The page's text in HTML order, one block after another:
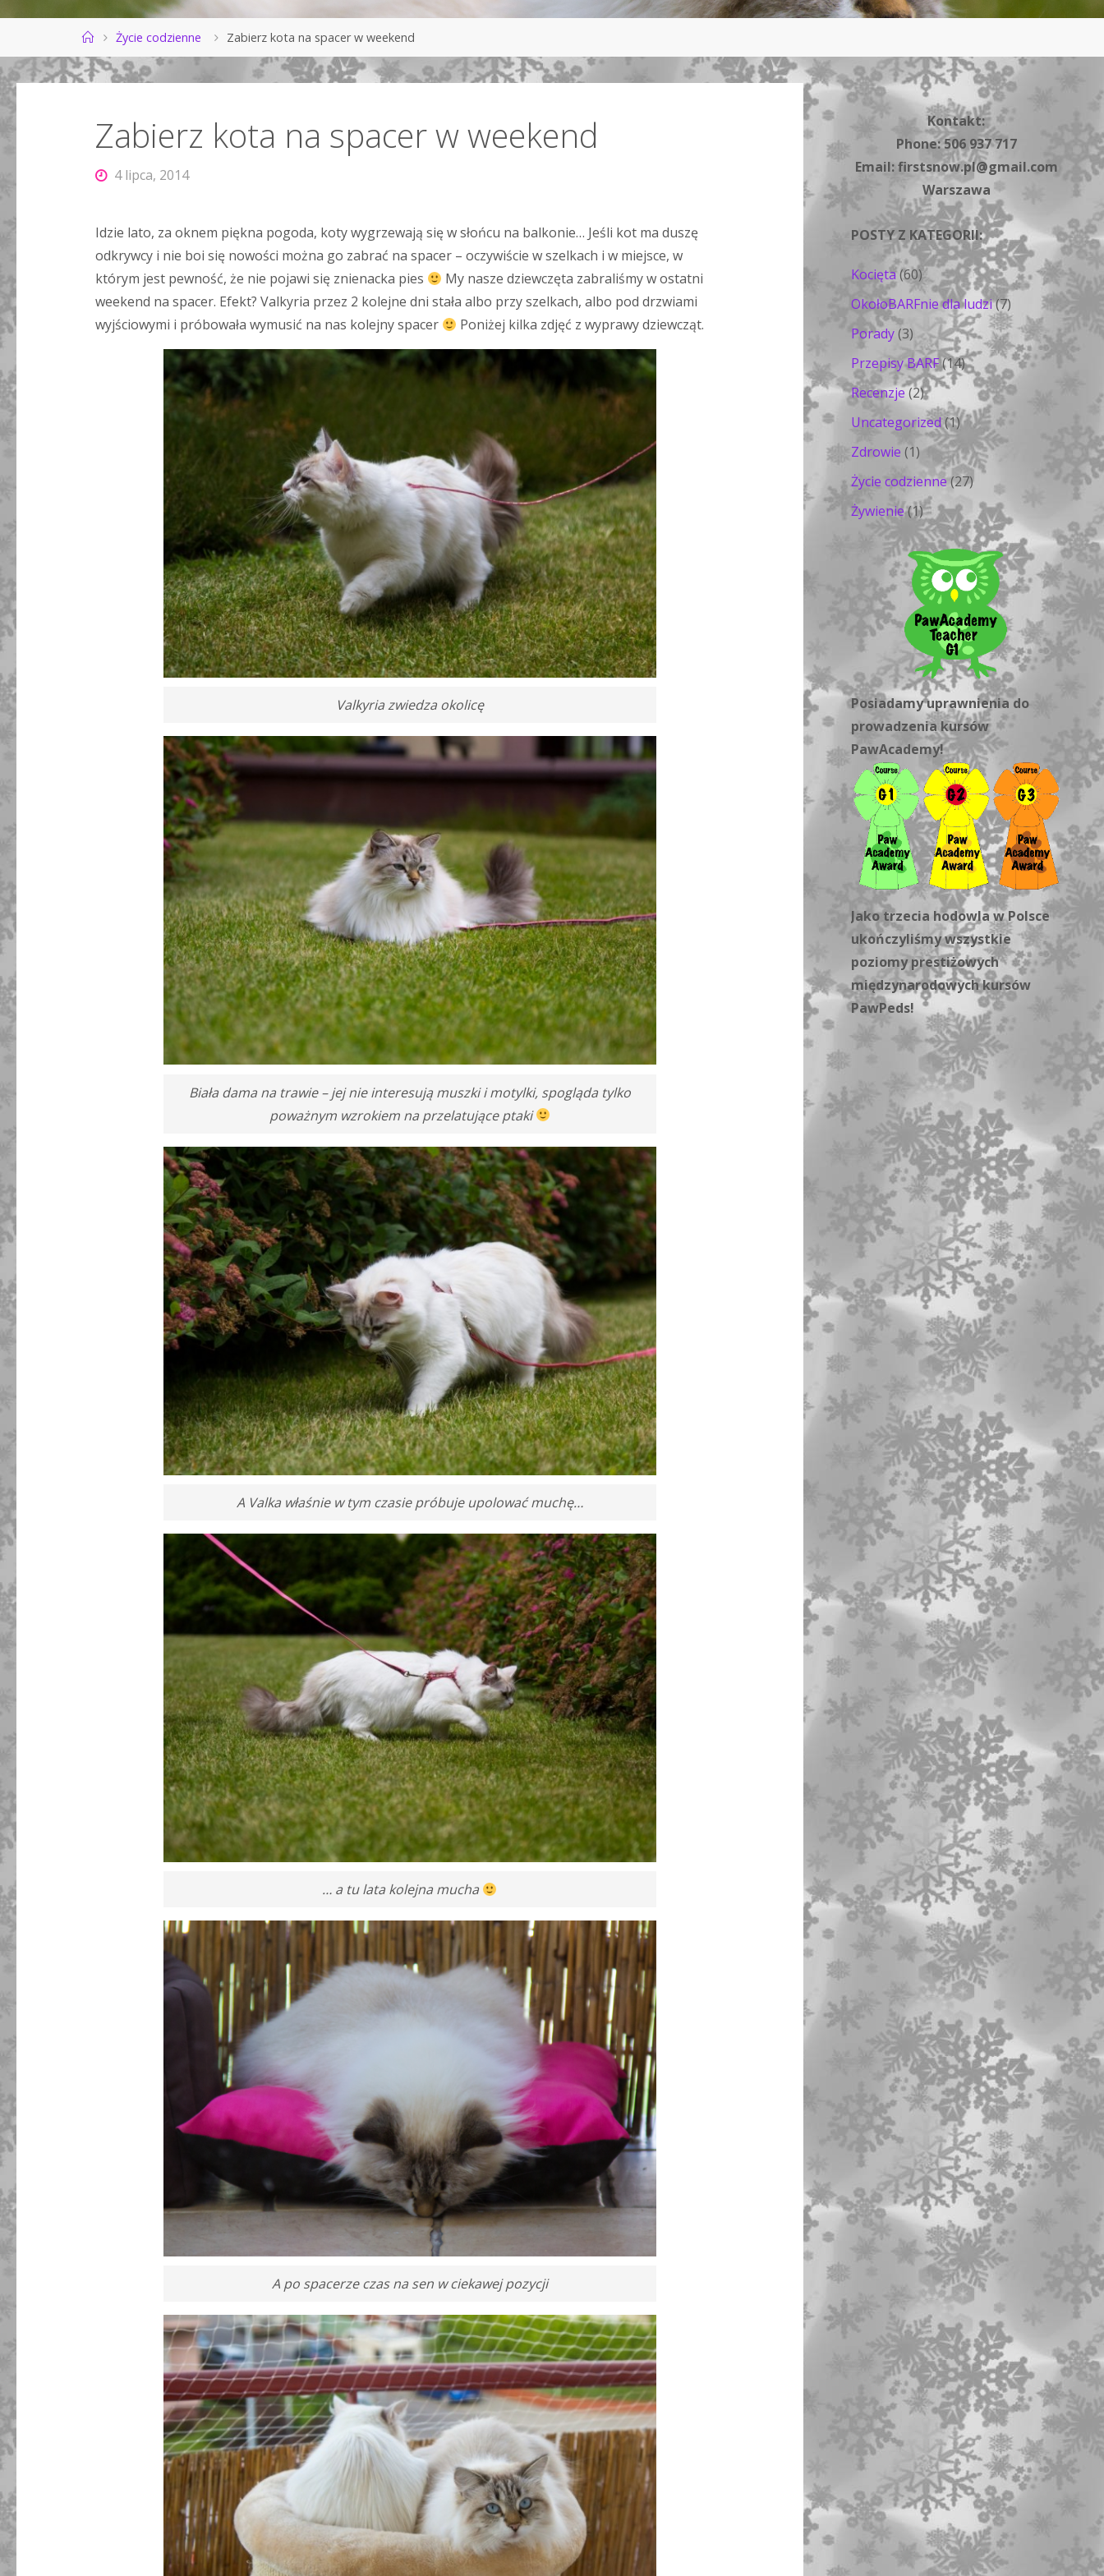
Strona
główna
Życie codzienne Zabierz kota na spacer w weekend
Zabierz kota na spacer w weekend
4 lipca, 2014
Idzie lato, za oknem piękna pogoda, koty wygrzewają się w słońcu na balkonie… Jeśli kot ma duszę
odkrywcy i nie boi się nowości można go zabrać na spacer – oczywiście w szelkach i w miejsce, w
którym jest pewność, że nie pojawi się znienacka pies
My nasze dziewczęta zabraliśmy w ostatni
weekend na spacer. Efekt? Valkyria przez 2 kolejne dni stała albo przy szelkach, albo pod drzwiami
wyjściowymi i próbowała wymusić na nas kolejny spacer
Poniżej kilka zdjęć z wyprawy dziewcząt.
Valkyria zwiedza okolicę
Biała dama na trawie – jej nie interesują muszki i motylki, spogląda tylko
poważnym wzrokiem na przelatujące ptaki
A Valka właśnie w tym czasie próbuje upolować muchę…
… a tu lata kolejna mucha
A po spacerze czas na sen w ciekawej pozycji
Kontakt:
Phone: 506 937 717
Email: firstsnow.pl@gmail.com
Warszawa
POSTY Z KATEGORII:
Kocięta(60)
OkołoBARFnie dla ludzi(7)
Porady(3)
Przepisy BARF(14)
Recenzje(2)
Uncategorized(1)
Zdrowie (1)
Życie codzienne(27)
Żywienie(1)
Posiadamy uprawnienia do
prowadzenia kursów
PawAcademy!
Jako trzecia hodowla w Polsce
ukończyliśmy wszystkie
poziomy prestiżowych
międzynarodowych kursów
PawPeds!